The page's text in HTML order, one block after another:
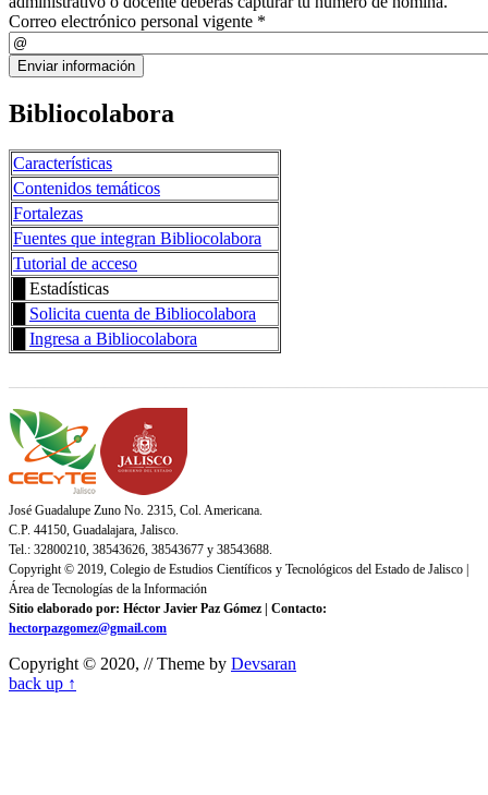
Correo electrónico personal vigente *
Bibliocolabora
Características
Contenidos temáticos
Fortalezas
Fuentes que integran Bibliocolabora
Tutorial de acceso
█ Estadísticas
Solicita cuenta de Bibliocolabora
Ingresa a Bibliocolabora
José Guadalupe Zuno No. 2315, Col. Americana.
C.P. 44150, Guadalajara, Jalisco.
Tel.: 32800210, 38543626, 38543677 y 38543688.
Copyright © 2019, Colegio de Estudios Científicos y Tecnológicos del Estado de Jalisco |
Área de Tecnologías de la Información
Sitio elaborado por: Héctor Javier Paz Gómez | Contacto:
hectorpazgomez@gmail.com
Copyright © 2020, // Theme by Devsaran
back up ↑